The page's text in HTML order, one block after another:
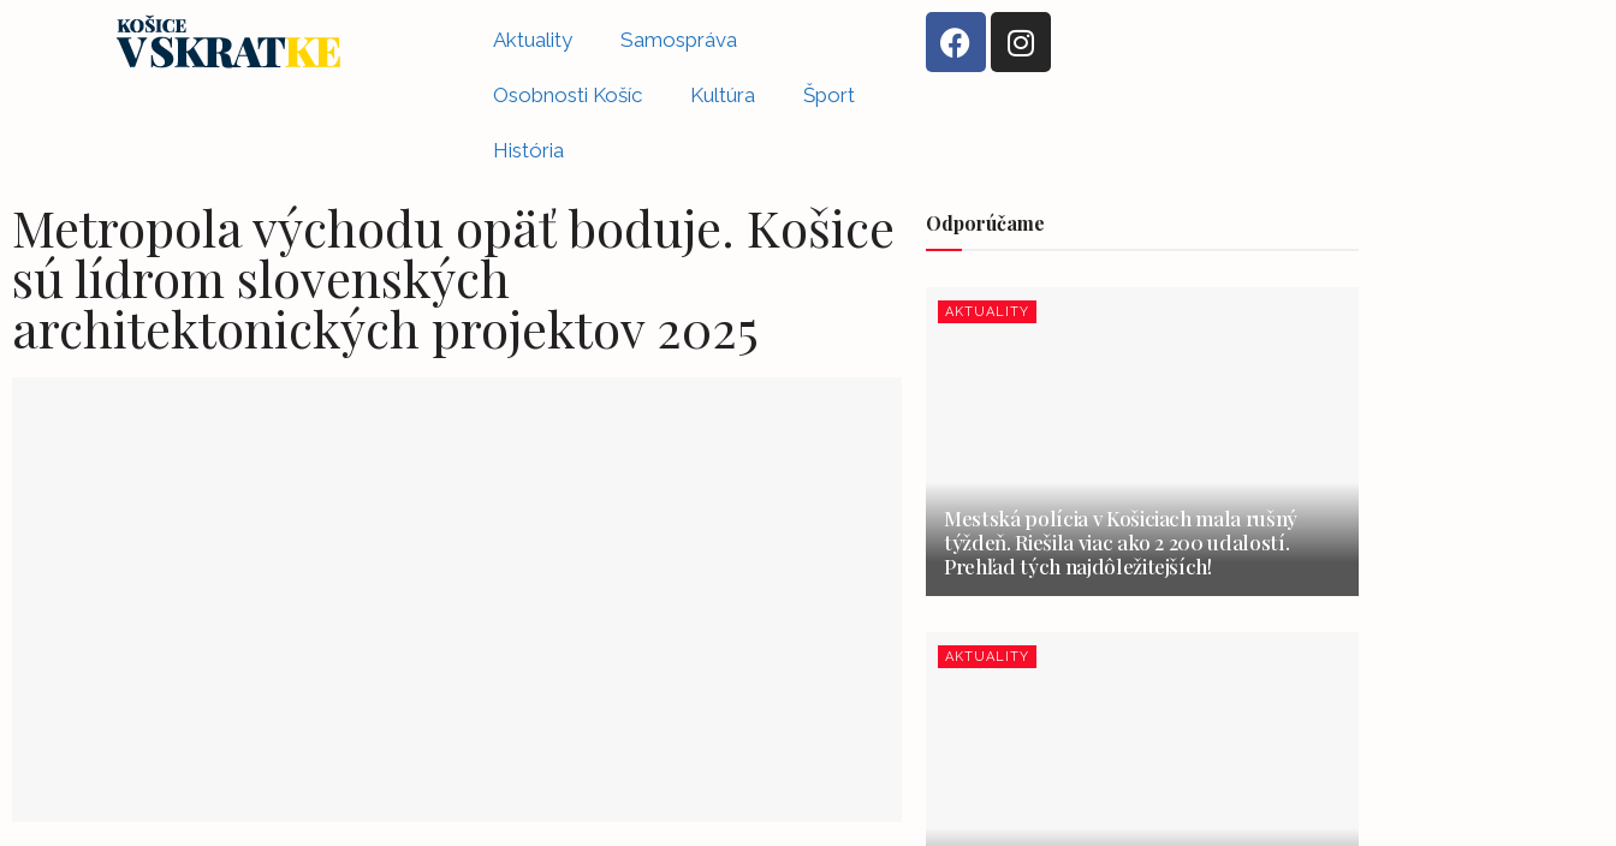
Aktuality Samospráva
Osobnosti Košíc Kultúra Šport
História
Metropola východu opäť boduje. Košice
sú lídrom slovenských
architektonických projektov 2025
Odporúčame
AKTUALITY
Mestská polícia v Košiciach mala rušný
týždeň. Riešila viac ako 2 200 udalostí.
Prehľad tých najdôležitejších!
AKTUALITY